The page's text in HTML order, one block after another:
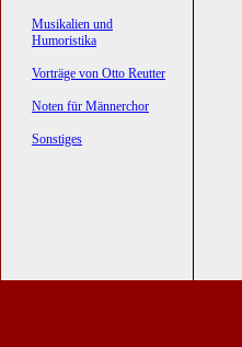
Musikalien und
Humoristika
Vorträge von Otto Reutter
Noten für Männerchor
Sonstiges